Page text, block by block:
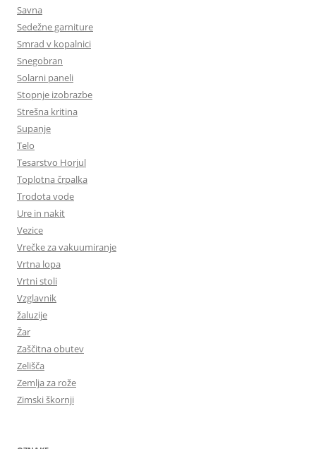
Savna
Sedežne garniture
Smrad v kopalnici
Snegobran
Solarni paneli
Stopnje izobrazbe
Strešna kritina
Supanje
Telo
Tesarstvo Horjul
Toplotna črpalka
Trodota vode
Ure in nakit
Vezice
Vrečke za vakuumiranje
Vrtna lopa
Vrtni stoli
Vzglavnik
žaluzije
Žar
Zaščitna obutev
Zelišča
Zemlja za rože
Zimski škornji